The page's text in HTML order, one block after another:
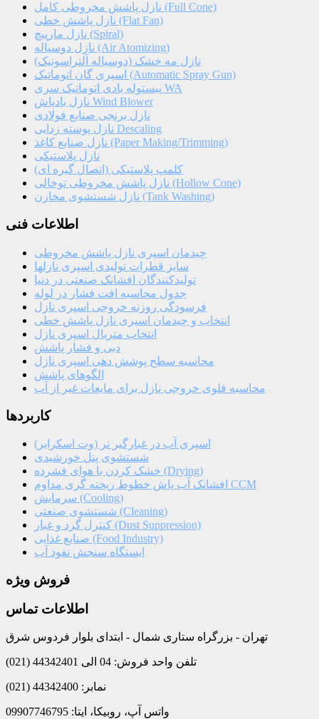
نازل پاشش مخروطی کامل (Full Cone)
نازل پاشش خطی (Flat Fan)
نازل مارپیچ (Spiral)
نازل دوسیاله (Air Atomizing)
نازل مه خشک (دوسیاله آلتراسونیک)
اسپری گان اتوماتیک (Automatic Spray Gun)
پیستوله بادی اتوماتیک سری WA
نازل بادپاش Wind Blower
نازل برنجی صنایع فولادی
نازل پوسته زدایی Descaling
نازل صنایع کاغذ (Paper Making/Trimming)
نازل پلاستیکی
کلمپ پلاستیکی (اتصال گیره ای)
نازل پاشش مخروطی توخالی (Hollow Cone)
نازل شستشوی مخازن (Tank Washing)
اطلاعات فنی
چیدمان اسپری نازل پاشش مخروطی
سایز قطرات تولیدی اسپری نازلها
تولیدکنندگان افشانک صنعتی در دنیا
جدول محاسبه افت فشار در لوله
فرسودگی روزنه خروجی اسپری نازل
انتخاب و چیدمان اسپری نازل پاشش خطی
انتخاب متریال اسپری نازل
دبی و فشار پاشش
محاسبه سطح پوشش دهی اسپری نازل
الگوهای پاشش
محاسبه فلوی خروجی نازل برای مایعات غیر از آب
کاربردها
اسپری آب در غبارگیر تر (وت اسکرابر)
شستشوی پنل خورشیدی
خشک کردن با هوای فشرده (Drying)
افشانک آب پاش خطوط ریخته گری مداوم CCM
سرمایش (Cooling)
شستشوی صنعتی (Cleaning)
کنترل گرد و غبار (Dust Suppression)
صنایع غذایی (Food Industry)
ایستگاه سنجش نفوذ آب
فروش ویژه
اطلاعات تماس
تهران - بزرگراه ستاری شمال - ابتدای بلوار فردوس شرق
تلفن واحد فروش: 04 الی 44342401 (021)
نمابر: 44342400 (021)
واتس آپ، روبیکا، ایتا: 09907746795